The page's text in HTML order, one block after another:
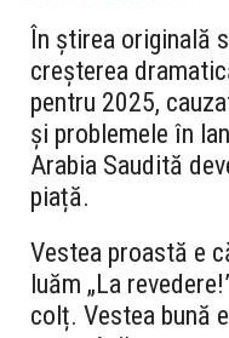
În știrea originală
creșterea
pentru 2025,
și problemele în
Arabia Saudită
piață.
Vestea proastă e
luăm „La
colț. Vestea bună